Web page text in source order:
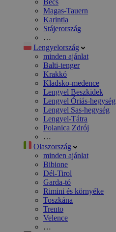
Bécs
Magas-Tauern
Karintia
Stájerország
…
Lengyelország
minden ajánlat
Balti-tenger
Krakkó
Kladsko-medence
Lengyel Beszkidek
Lengyel Óriás-hegység
Lengyel Sas-hegység
Lengyel-Tátra
Polanica Zdrój
…
Olaszország
minden ajánlat
Bibione
Dél-Tirol
Garda-tó
Rimini és környéke
Toszkána
Trento
Velence
…